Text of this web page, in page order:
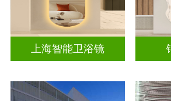
上海智能卫浴镜